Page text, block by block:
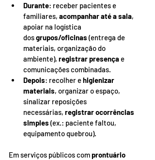
Durante: receber pacientes e
familiares, acompanhar até a sala,
apoiar na logística
dos grupos/oficinas (entrega de
materiais, organização do
ambiente), registrar presença e
comunicações combinadas.
Depois: recolher e higienizar
materiais, organizar o espaço,
sinalizar reposições
necessárias, registrar ocorrências
simples (ex.: paciente faltou,
equipamento quebrou).
Em serviços públicos com prontuário